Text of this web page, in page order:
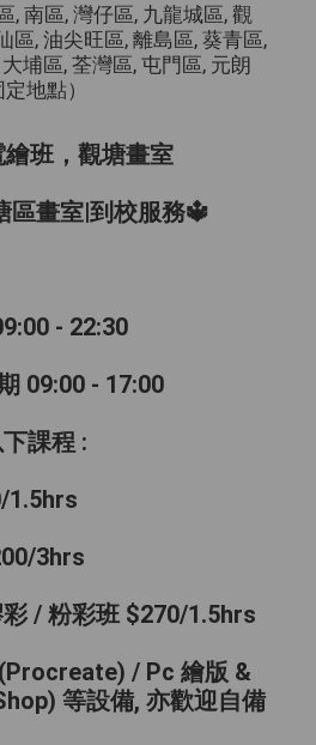
, 南區, 灣仔區, 九龍城區, 觀
區, 油尖旺區, 離島區, 葵青區,
埔區, 荃灣區, 屯門區, 元朗
地點）
班，觀塘畫室
區畫室|到校服務🔱
- 22:30
09:00 - 17:00
課程 :
1.5hrs
3hrs
/ 粉彩班 $270/1.5hrs
/ Pc 繪版 &
等設備, 亦歡迎自備